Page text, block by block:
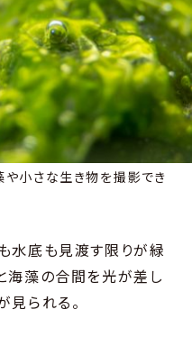
小さな生き物を撮影でき
水底も見渡す限りが緑
海藻の合間を光が差し
られる。